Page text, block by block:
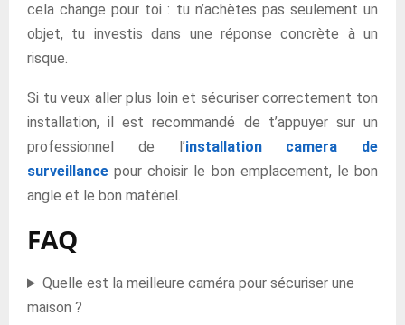
cela change pour toi : tu n’achètes pas seulement un
objet, tu investis dans une réponse concrète à un
risque.
Si tu veux aller plus loin et sécuriser correctement ton
installation, il est recommandé de t’appuyer sur un
professionnel de l’installation camera de
surveillance pour choisir le bon emplacement, le bon
angle et le bon matériel.
FAQ
Quelle est la meilleure caméra pour sécuriser une
maison ?